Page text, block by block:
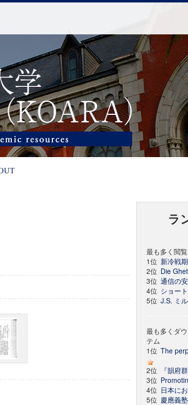
ラ
最も多く閲
1位 新冷戦
2位 Die
3位 通信の
4位 ショー
5位 J.S. ミ
最も多くダ
テム
1位 The
2位
『韻府
3位
4位 日本に
5位 慶應義